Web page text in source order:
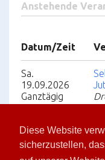
Diese Website
sicherzustellen,
Anstehende
Datum/Zeit
Sa.
19.09.2026
Ganztägig